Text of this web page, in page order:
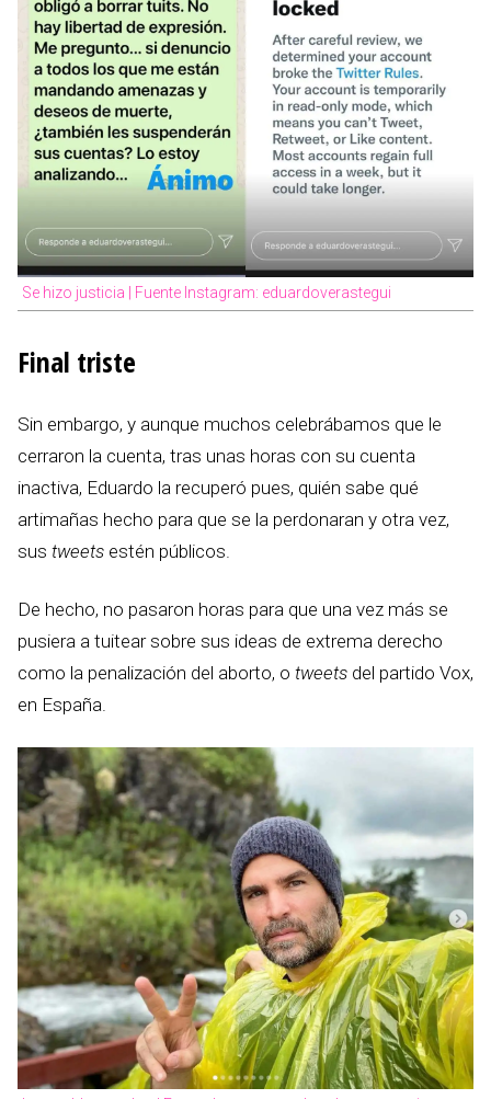
Se hizo justicia | Fuente Instagram: eduardoverastegui
Final triste
Sin embargo, y aunque muchos celebrábamos que le
cerraron la cuenta, tras unas horas con su cuenta
inactiva, Eduardo la recuperó pues, quién sabe qué
artimañas hecho para que se la perdonaran y otra vez,
sus tweets estén públicos.
De hecho, no pasaron horas para que una vez más se
pusiera a tuitear sobre sus ideas de extrema derecho
como la penalización del aborto, o tweets del partido Vox,
en España.